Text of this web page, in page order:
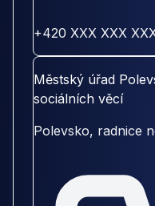
+420 XXX XXX
Městský úřad
sociálních věcí
Polevsko, radnice